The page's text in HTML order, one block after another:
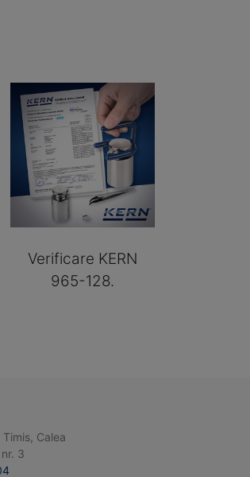
Verificare KERN
965-128.
Calea
3